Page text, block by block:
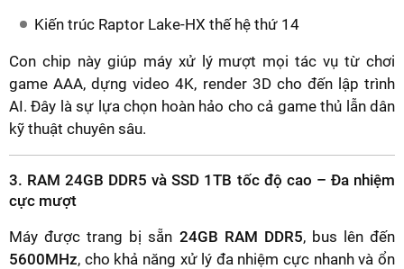
Kiến trúc Raptor Lake-HX thế hệ thứ 14
Con chip này giúp máy xử lý mượt mọi tác vụ từ chơi
game AAA, dựng video 4K, render 3D cho đến lập trình
AI. Đây là sự lựa chọn hoàn hảo cho cả game thủ lẫn dân
kỹ thuật chuyên sâu.
3. RAM 24GB DDR5 và SSD 1TB tốc độ cao – Đa nhiệm
cực mượt
Máy được trang bị sẵn 24GB RAM DDR5, bus lên đến
5600MHz, cho khả năng xử lý đa nhiệm cực nhanh và ổn